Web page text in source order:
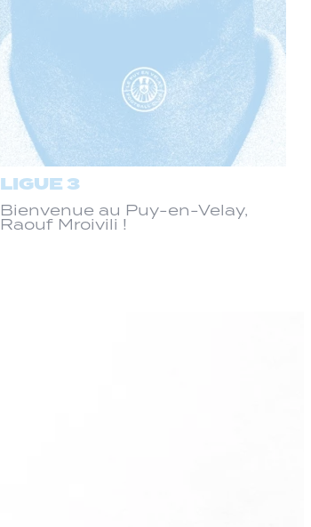
LIGUE 3
Bienvenue au Puy-en-Velay,
Raouf Mroivili !